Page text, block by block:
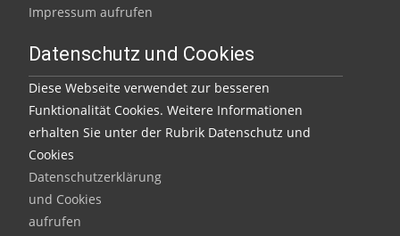
Impressum aufrufen
Datenschutz und Cookies
Diese Webseite verwendet zur besseren
Funktionalität Cookies. Weitere Informationen
erhalten Sie unter der Rubrik Datenschutz und
Cookies
Datenschutzerklärung
und Cookies
aufrufen